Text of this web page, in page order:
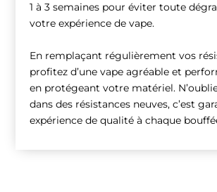
1 à 3 semaines pour éviter toute
votre expérience de vape.
En remplaçant régulièrement vos
profitez d’une vape agréable et
en protégeant votre matériel.
dans des résistances neuves, c’est
expérience de qualité à chaque